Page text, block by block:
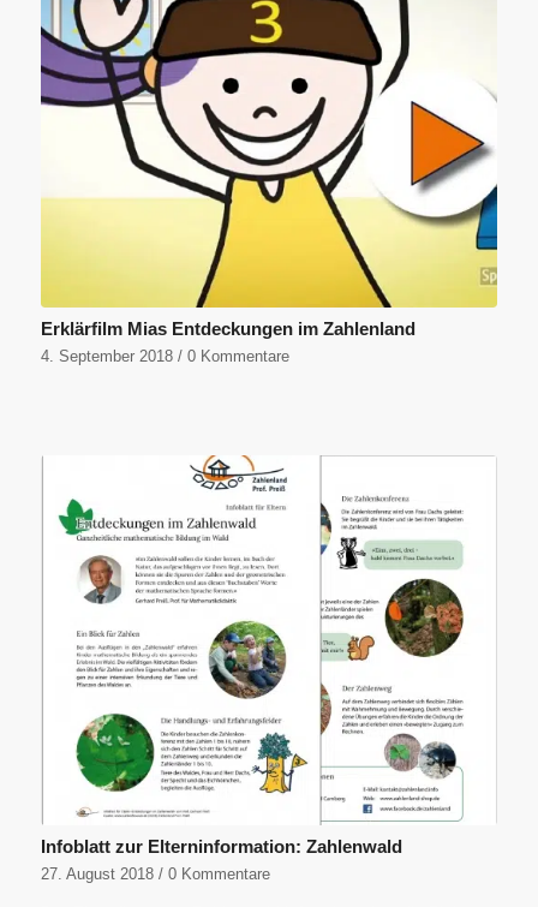
Erklärfilm Mias Entdeckungen im Zahlenland
4. September 2018 / 0 Kommentare
Infoblatt zur Elterninformation: Zahlenwald
27. August 2018 / 0 Kommentare